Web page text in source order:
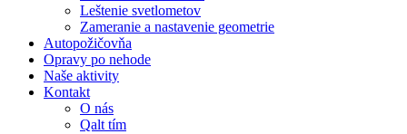
Leštenie svetlometov
Zameranie a nastavenie geometrie
Autopožičovňa
Opravy po nehode
Naše aktivity
Kontakt
O nás
Qalt tím